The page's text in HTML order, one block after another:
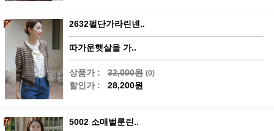
2632펄단가라린넨..
따가운햇살을 가..
상품가 : 32,000원 (0)
할인가 : 28,200원
5002 소매벌룬린..